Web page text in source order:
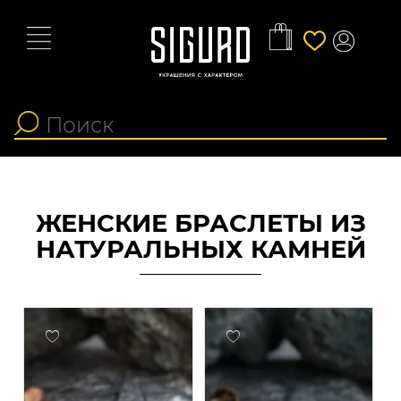
ЖЕНСКИЕ БРАСЛЕТЫ ИЗ
НАТУРАЛЬНЫХ КАМНЕЙ